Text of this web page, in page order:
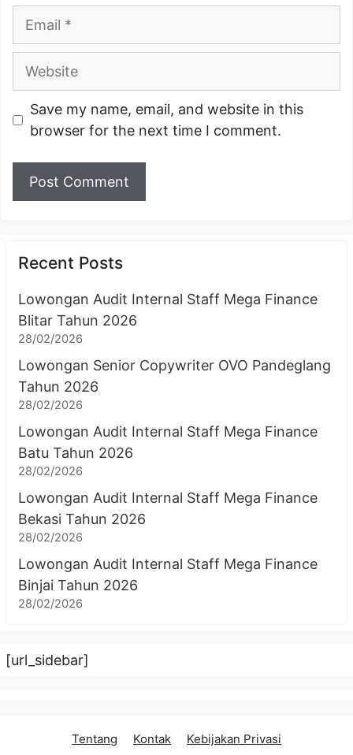
Website
Save my name, email, and website in this
browser for the next time I comment.
Recent Posts
Lowongan Audit Internal Staff Mega Finance
Blitar Tahun 2026
28/02/2026
Lowongan Senior Copywriter OVO Pandeglang
Tahun 2026
28/02/2026
Lowongan Audit Internal Staff Mega Finance
Batu Tahun 2026
28/02/2026
Lowongan Audit Internal Staff Mega Finance
Bekasi Tahun 2026
28/02/2026
Lowongan Audit Internal Staff Mega Finance
Binjai Tahun 2026
28/02/2026
[url_sidebar]
Tentang Kontak Kebijakan Privasi